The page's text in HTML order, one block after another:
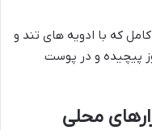
که با ادویه های تند و
پیچیده و در پوست
محلی